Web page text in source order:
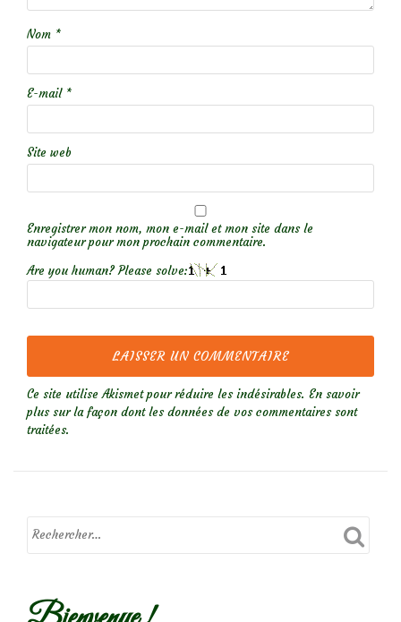
Nom *
E-mail *
Site web
Enregistrer mon nom, mon e-mail et mon site dans le
navigateur pour mon prochain commentaire.
Are you human? Please solve:
Ce site utilise Akismet pour réduire les indésirables. En savoir
plus sur la façon dont les données de vos commentaires sont
traitées.